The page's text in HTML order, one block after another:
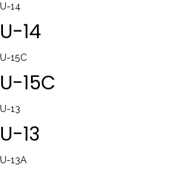
U-14
U-14
U-15C
U-15C
U-13
U-13
U-13A